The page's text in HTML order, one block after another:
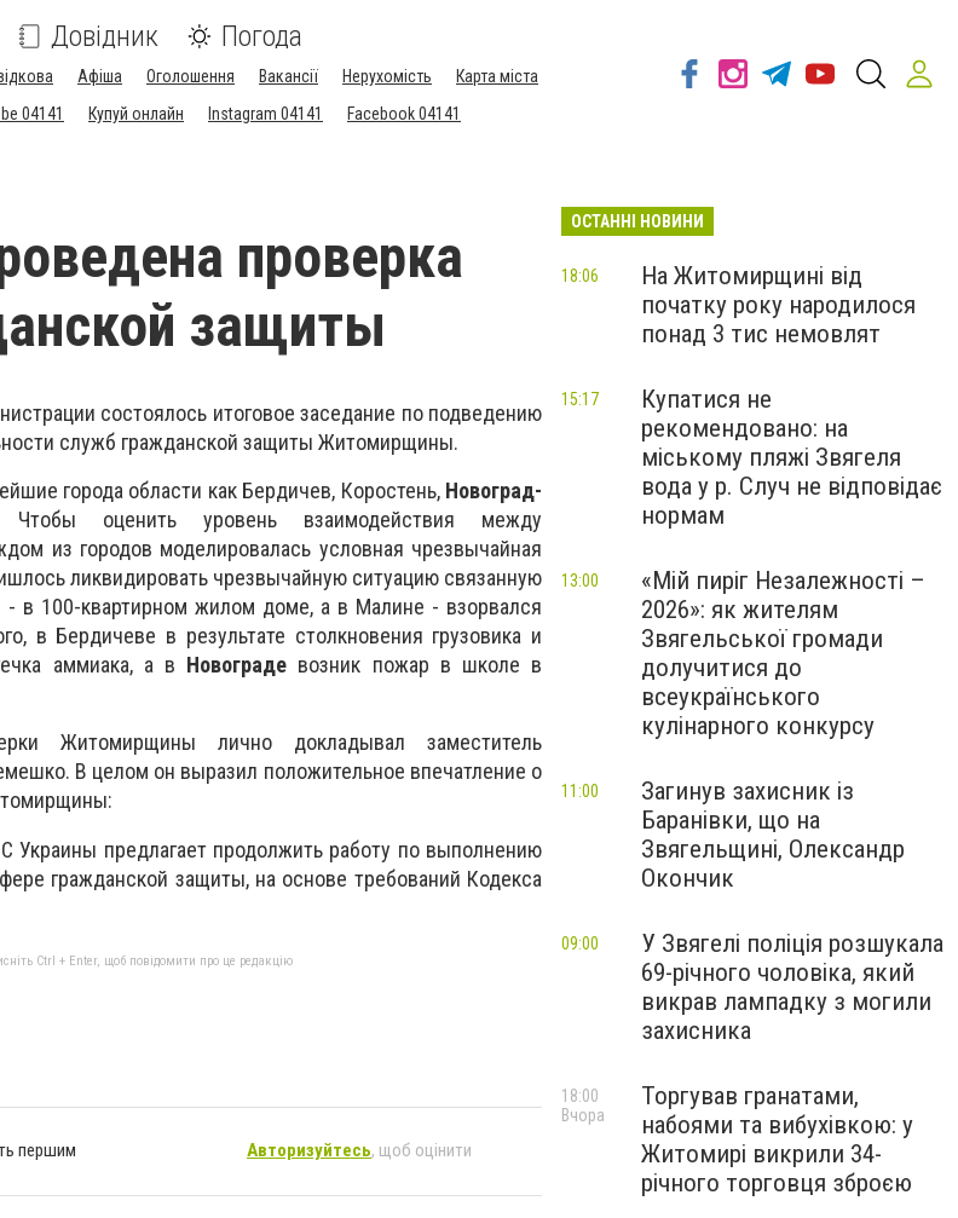
Довідник Погода
Афіша Оголошення Вакансії Нерухомість
Карта міста
04141 Купуй онлайн Instagram 04141 Facebook 04141
проверка
защиты
состоялось итоговое заседание по подведению
служб гражданской защиты Житомирщины.
города области как Бердичев, Коростень, Новоград-
оценить уровень взаимодействия между
из городов моделировалась условная чрезвычайная
ликвидировать чрезвычайную ситуацию связанную
- в 100-квартирном жилом доме, а в Малине - взорвался
в Бердичеве в результате столкновения грузовика и
аммиака, а в Новограде возник пожар в школе в
Житомирщины лично докладывал заместитель
В целом он выразил положительное впечатление о
предлагает продолжить работу по выполнению
гражданской защиты, на основе требований Кодекса
Ctrl + Enter, щоб повідомити про це редакцію
першим Авторизуйтесь, щоб оцінити
ОСТАННІ НОВИНИ
На Житомирщині від
початку року народилося
понад 3 тис немовлят
18:06
Купатися не
рекомендовано: на
міському пляжі Звягеля
вода у р. Случ не відповідає
нормам
15:17
«Мій пиріг Незалежності –
2026»: як жителям
Звягельської громади
долучитися до
всеукраїнського
кулінарного конкурсу
13:00
Загинув захисник із
Баранівки, що на
Звягельщині, Олександр
Окончик
11:00
У Звягелі поліція розшукала
69-річного чоловіка, який
викрав лампадку з могили
захисника
09:00
Торгував гранатами,
набоями та вибухівкою: у
Житомирі викрили 34-
річного торговця зброєю
18:00
Вчора